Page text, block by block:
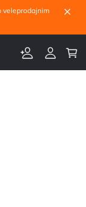
veleprodajnim
×